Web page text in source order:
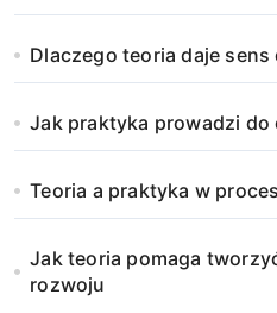
Dlaczego teoria daje
Jak praktyka prowadzi
Teoria a praktyka w
Jak teoria pomaga
rozwoju